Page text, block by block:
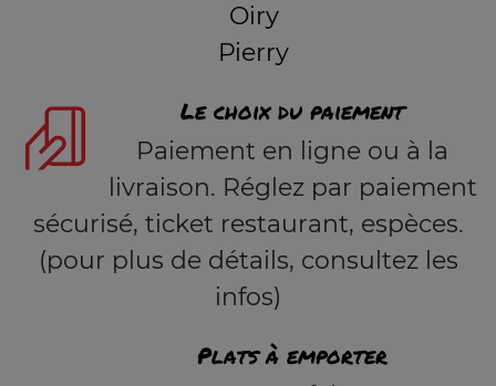
Oiry
Pierry
Le choix du paiement
Paiement en ligne ou à la
livraison. Réglez par paiement
sécurisé, ticket restaurant, espèces.
(pour plus de détails, consultez les
infos)
Plats à emporter